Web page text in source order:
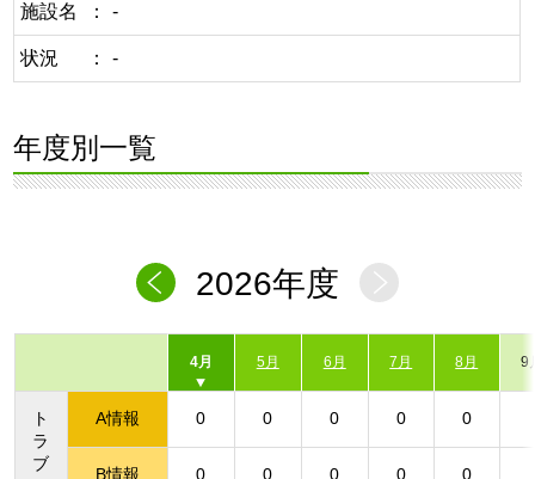
施設名 -
状況 -
年度別一覧
2026年度
4月 5月 6月 7月 8月 9
ト
ラ
ブ
A情報 0 0 0 0 0
B情報 0 0 0 0 0